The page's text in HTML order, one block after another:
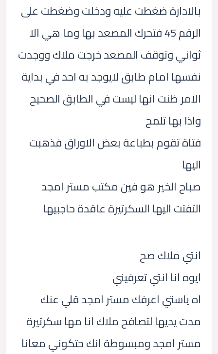
بالادارة ضغطت عليه ودخلت وضغطت على
الرقم 45 فتحرك المصعد بها وما هي الا
ثواني وتوقف المصعد خرجت ملاك ووجدت
نفسها امام طابق لايوجد به احد في بداية
الامر ظنت انها ليست في الطابق الصحيح
واذا بها تلمح
فتاة تقوم بطباعة بعض الاوراق فذهبت
اليها
صباح الخير هو فين مكتب مستر امجد
التفتت اليها السكرتيرة عاقدة حاجبيها
انتي ملاك صح
ايوه انا انتي تعرفيني
اه ياستي اعرفك مستر امجد قلي عنك
مدت يديها لتصافح ملاك انا مها سكرتيرة
مستر امجد ومبسوطة انك حتكوني معانا